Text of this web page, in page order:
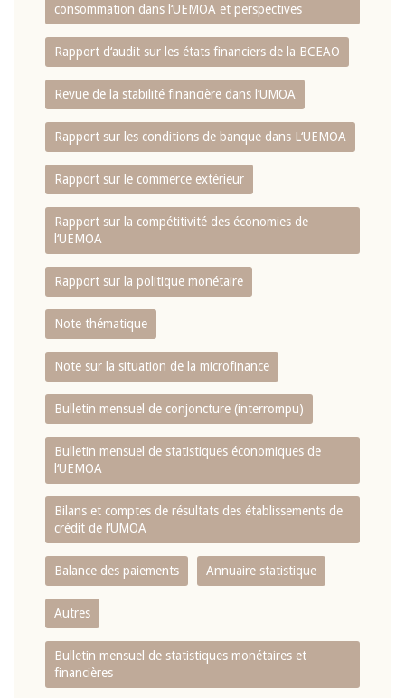
consommation dans l‘UEMOA et perspectives
Rapport d‘audit sur les états financiers de la BCEAO
Revue de la stabilité financière dans l‘UMOA
Rapport sur les conditions de banque dans L‘UEMOA
Rapport sur le commerce extérieur
Rapport sur la compétitivité des économies de
l‘UEMOA
Rapport sur la politique monétaire
Note thématique
Note sur la situation de la microfinance
Bulletin mensuel de conjoncture (interrompu)
Bulletin mensuel de statistiques économiques de
l‘UEMOA
Bilans et comptes de résultats des établissements de
crédit de l‘UMOA
Balance des paiements Annuaire statistique
Autres
Bulletin mensuel de statistiques monétaires et
financières